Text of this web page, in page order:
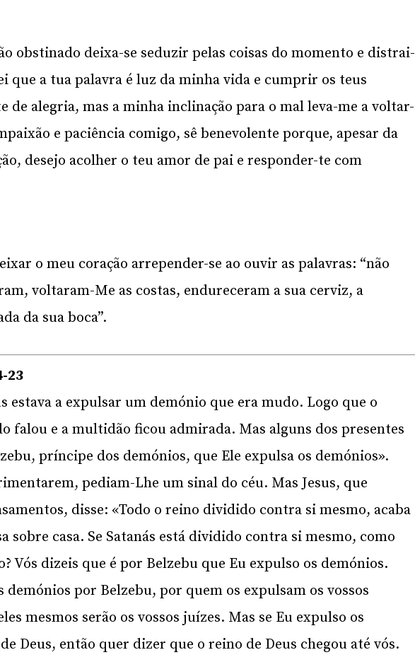
obstinado deixa-se seduzir pelas coisas do momento e distrai-
que a tua palavra é luz da minha vida e cumprir os teus
de alegria, mas a minha inclinação para o mal leva-me a voltar-
e paciência comigo, sê benevolente porque, apesar da
desejo acolher o teu amor de pai e responder-te com
o meu coração arrepender-se ao ouvir as palavras: “não
voltaram-Me as costas, endureceram a sua cerviz, a
da sua boca”.
23
estava a expulsar um demónio que era mudo. Logo que o
falou e a multidão ficou admirada. Mas alguns dos presentes
príncipe dos demónios, que Ele expulsa os demónios».
pediam-Lhe um sinal do céu. Mas Jesus, que
disse: «Todo o reino dividido contra si mesmo, acaba
sobre casa. Se Satanás está dividido contra si mesmo, como
Vós dizeis que é por Belzebu que Eu expulso os demónios.
demónios por Belzebu, por quem os expulsam os vossos
mesmos serão os vossos juízes. Mas se Eu expulso os
Deus, então quer dizer que o reino de Deus chegou até vós.